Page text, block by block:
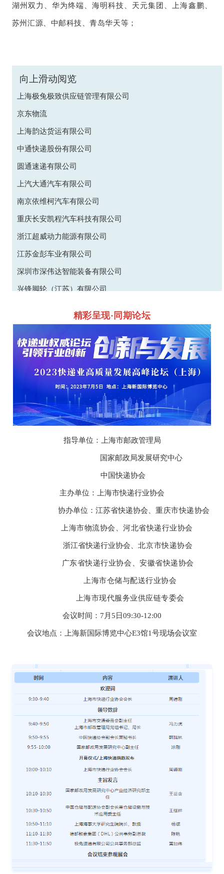
湖州双力、华为终端、海明科技、天元集团、上海鑫鹏、
苏州汇源、中邮科技、青岛华天等；
向上滑动阅览
上海极兔极致供应链管理有限公司
京东物流
上海韵达货运有限公司
中通快递股份有限公司
圆通速递有限公司
上汽大通汽车有限公司
南京依维柯汽车有限公司
重庆长安凯程汽车科技有限公司
浙江超威动力能源有限公司
江苏金彭车业有限公司
深圳市深伟达智能装备有限公司
兴锋脚轮（江苏）有限公司
上海辉巢实业有限公司
深圳创硕光业科技有限公司
苏州旭尧物流设备有限公司
上海绿盟星云网络安全技术有限公司
苏州梓硕能源科技有限公司
金锋馥（滁州）科技股份有限公司
上海中保物流有限公司
上海三念环保科技有限公司
深圳市普拉托科技有限公司
宁波迪璞物联科技有限公司
黄骅市金泰五金制品有限公司
上海奔逐信息科技有限公司
杭州迈冲科技有限公司
无锡市正新和包装技术研究院有限公司
浙江正基塑业股份有限公司
山东腾博塑料制品有限公司
浙江金诺托盘有限公司
任丘鑫万吉机械传动配件有限公司
上海睿池供应链管理有限公司
精彩呈现·同期论坛
指导单位：上海市邮政管理局
国家邮政局发展研究中心
中国快递协会
主办单位：上海市快递行业协会
协办单位：江苏省快递协会、重庆市快递协会
上海市物流协会、河北省快递行业协会
浙江省快递行业协会、北京市快递协会
广东省快递行业协会、安徽省快递协会
上海市仓储与配送行业协会
上海市现代服务业供应链专委会
会议时间：7月5日09:30-12:00
会议地点：上海新国际博览中心E3馆1号现场会议室